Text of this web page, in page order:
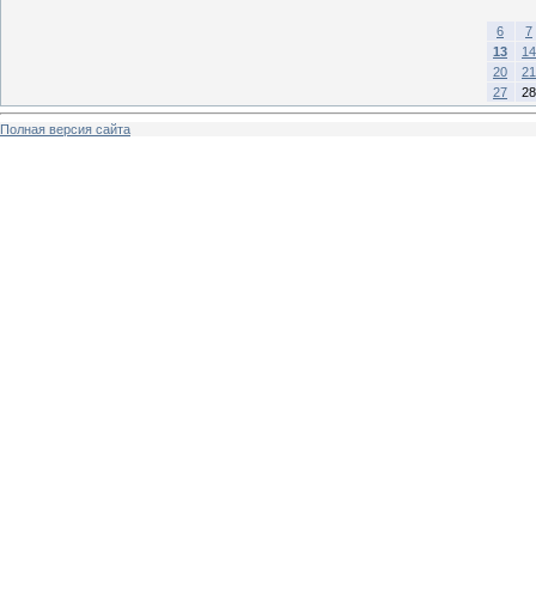
6
7
13
14
20
21
27
28
Полная версия сайта